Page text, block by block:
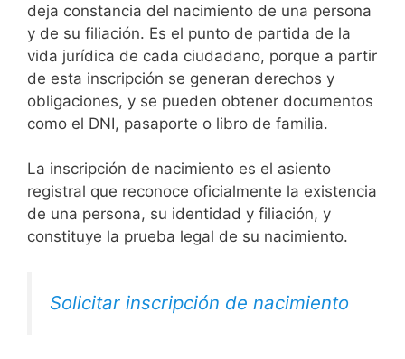
deja constancia del nacimiento de una persona
y de su filiación. Es el punto de partida de la
vida jurídica de cada ciudadano, porque a partir
de esta inscripción se generan derechos y
obligaciones, y se pueden obtener documentos
como el DNI, pasaporte o libro de familia.
La inscripción de nacimiento es el asiento
registral que reconoce oficialmente la existencia
de una persona, su identidad y filiación, y
constituye la prueba legal de su nacimiento.
Solicitar inscripción de nacimiento